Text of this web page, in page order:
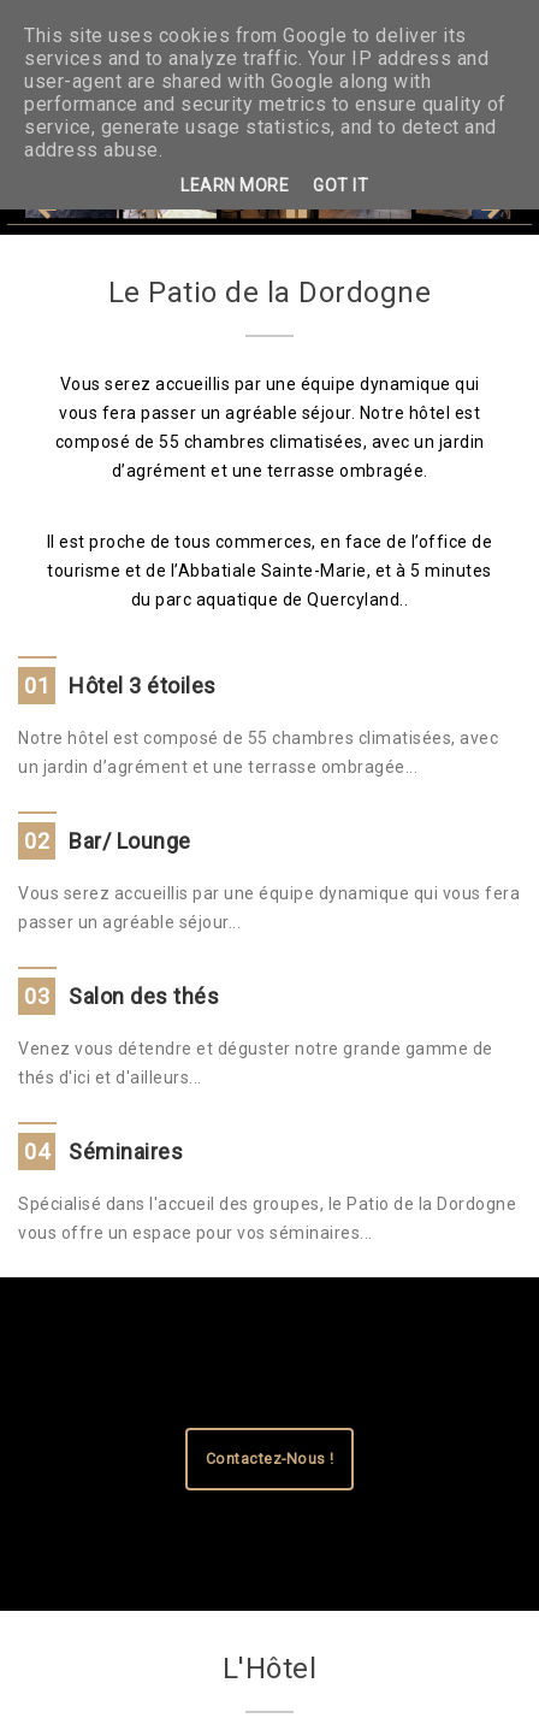
Les Chambres
Photos Régions
Contact
Mentions Légales
Le Patio de la Dordogne
Vous serez accueillis par une équipe dynamique qui
vous fera passer un agréable séjour. Notre hôtel est
composé de 55 chambres climatisées, avec un jardin
d’agrément et une terrasse ombragée.
Il est proche de tous commerces, en face de l’office de
tourisme et de l’Abbatiale Sainte-Marie, et à 5 minutes
du parc aquatique de Quercyland..
01 Hôtel 3 étoiles
Notre hôtel est composé de 55 chambres climatisées, avec
un jardin d’agrément et une terrasse ombragée...
02 Bar/ Lounge
Vous serez accueillis par une équipe dynamique qui vous fera
passer un agréable séjour...
03 Salon des thés
Venez vous détendre et déguster notre grande gamme de
thés d'ici et d'ailleurs...
04 Séminaires
Spécialisé dans l'accueil des groupes, le Patio de la Dordogne
vous offre un espace pour vos séminaires...
Contactez-Nous !
L'Hôtel
This site uses cookies from Google to deliver its
services and to analyze traffic. Your IP address and
user-agent are shared with Google along with
performance and security metrics to ensure quality of
service, generate usage statistics, and to detect and
address abuse.
LEARN MORE GOT IT